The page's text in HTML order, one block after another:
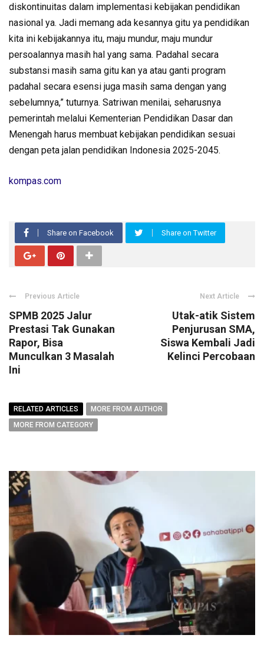
diskontinuitas dalam implementasi kebijakan pendidikan
nasional ya. Jadi memang ada kesannya gitu ya pendidikan
kita ini kebijakannya itu, maju mundur, maju mundur
persoalannya masih hal yang sama. Padahal secara
substansi masih sama gitu kan ya atau ganti program
padahal secara esensi juga masih sama dengan yang
sebelumnya,” tuturnya. Satriwan menilai, seharusnya
pemerintah melalui Kementerian Pendidikan Dasar dan
Menengah harus membuat kebijakan pendidikan sesuai
dengan peta jalan pendidikan Indonesia 2025-2045.
kompas.com
Share on Facebook Share on Twitter
Previous Article
SPMB 2025 Jalur
Prestasi Tak Gunakan
Rapor, Bisa
Munculkan 3 Masalah
Ini
Next Article
Utak-atik Sistem
Penjurusan SMA,
Siswa Kembali Jadi
Kelinci Percobaan
RELATED ARTICLES
MORE FROM AUTHOR
MORE FROM CATEGORY